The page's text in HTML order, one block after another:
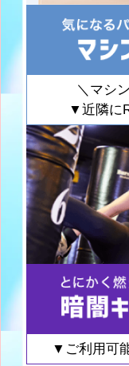
＼マシ
▼近隣に
▼ご利用可